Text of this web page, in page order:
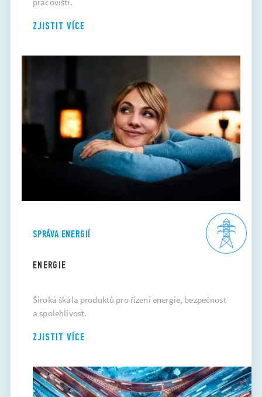
ZJISTIT VÍCE
SPRÁVA ENERGIÍ
ENERGIE
Široká škála produktů pro řízení energie, bezpečnost
a spolehlivost.
ZJISTIT VÍCE